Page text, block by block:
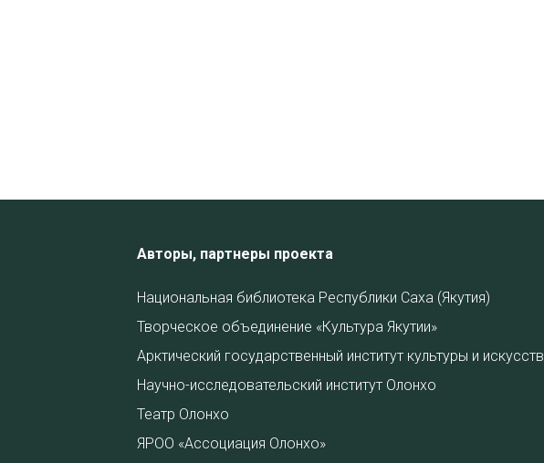
Авторы, партнеры проекта
Национальная библиотека Республики Саха (Якутия)
Творческое объединение «Культура Якутии»
Арктический государственный институт культуры и искусств
Научно-исследовательский институт Олонхо
Театр Олонхо
ЯРОО «Ассоциация Олонхо»